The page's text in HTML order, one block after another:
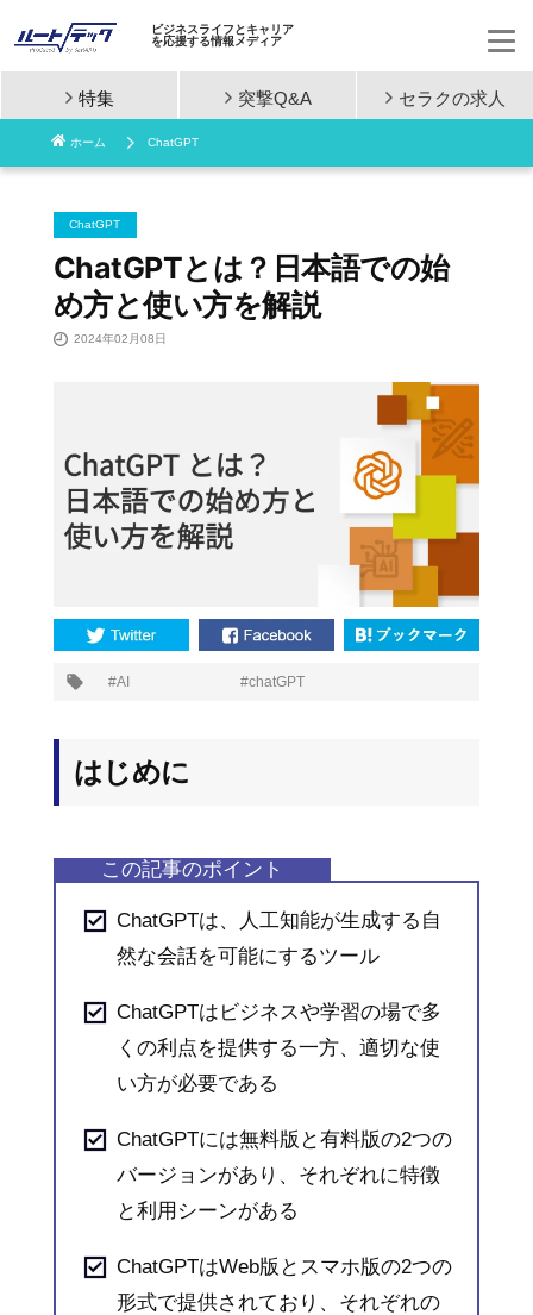
コ
ン
ビジネスライフとキャリア
を応援する情報メディア
特集 突撃Q&A セラクの求人
ホーム ChatGPT
ChatGPT
ChatGPTとは？日本語での始
め方と使い方を解説
2024年02月08日
AI chatGPT
はじめに
ChatGPTは、人工知能が生成する自
然な会話を可能にするツール
ChatGPTはビジネスや学習の場で多
くの利点を提供する一方、適切な使
い方が必要である
ChatGPTには無料版と有料版の2つの
バージョンがあり、それぞれに特徴
と利用シーンがある
ChatGPTはWeb版とスマホ版の2つの
形式で提供されており、それぞれの